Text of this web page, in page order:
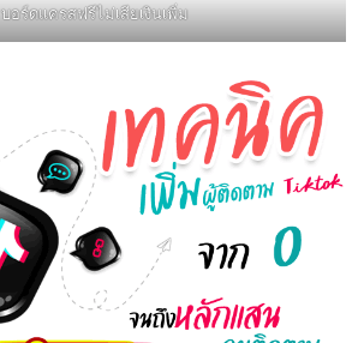
บอร์ดแครสฟรีไม่เสียเงินเพิ่ม